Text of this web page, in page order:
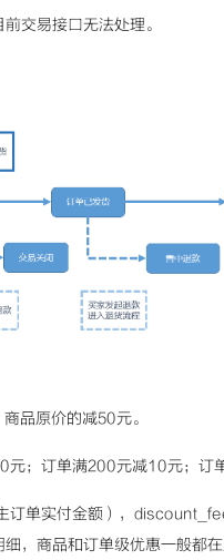
交易接口无法处理。
品原价的减50元。
；订单满200元减10元；订
订单实付金额），
，商品和订单级优惠一般都